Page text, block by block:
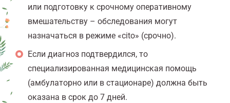
или подготовку к срочному оперативному
вмешательству – обследования могут
назначаться в режиме «cito» (срочно).
Если диагноз подтвердился, то
специализированная медицинская помощь
(амбулаторно или в стационаре) должна быть
оказана в срок до 7 дней.